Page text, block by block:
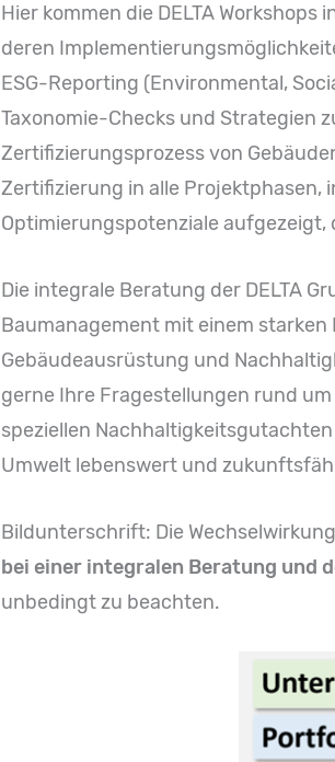
Hier kommen die DELTA
deren
ESG-Reporting (Environmental,
Taxonomie-Checks und Strategien
Zertifizierungsprozess von
Zertifizierung in alle Projektphasen,
Optimierungspotenziale
Die integrale Beratung der DELTA
Baumanagement mit einem
Gebäudeausrüstung und
gerne Ihre Fragestellungen rund
speziellen
Umwelt lebenswert und
Bildunterschrift: Die
bei einer integralen Beratung und
unbedingt zu beachten.